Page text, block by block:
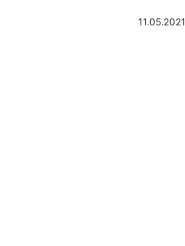
11.05.2021